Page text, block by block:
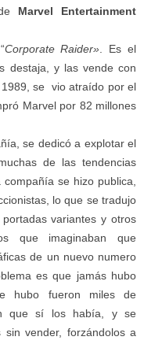
Marvel Entertainment
Corporate Raider» . Es el
destaja, y las vende con
1989, se vio atraído por el
Marvel por 82 millones
se dedicó a explotar el
de las tendencias
se hizo publica,
lo que se tradujo
variantes y otros
que imaginaban que
de un nuevo numero
es que jamás hubo
hubo fueron miles de
que sí los había, y se
vender, forzándolos a